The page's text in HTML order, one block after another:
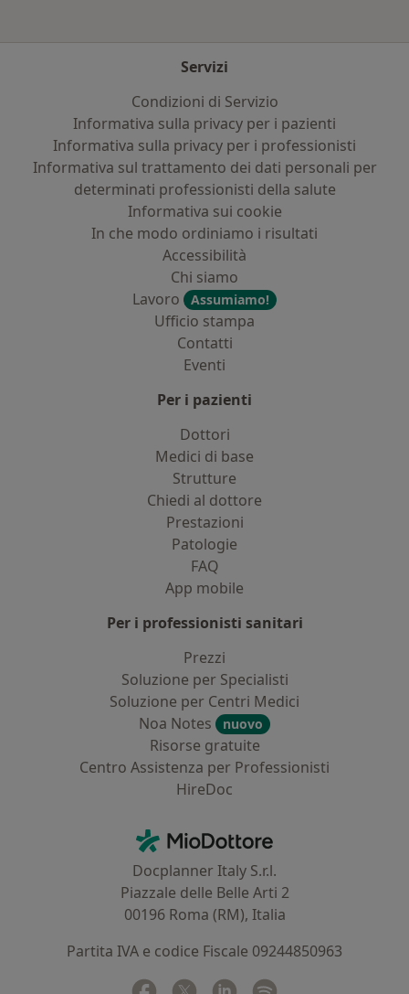
Servizi
Condizioni di Servizio
Informativa sulla privacy per i pazienti
Informativa sulla privacy per i professionisti
Informativa sul trattamento dei dati personali per
determinati professionisti della salute
Informativa sui cookie
In che modo ordiniamo i risultati
Accessibilità
Chi siamo
Lavoro
Assumiamo!
Ufficio stampa
Contatti
Eventi
Per i pazienti
Dottori
Medici di base
Strutture
Chiedi al dottore
Prestazioni
Patologie
FAQ
App mobile
Per i professionisti sanitari
Prezzi
Soluzione per Specialisti
Soluzione per Centri Medici
Noa Notes
nuovo
Risorse gratuite
Centro Assistenza per Professionisti
HireDoc
MioDottore - Homepage
Docplanner Italy S.r.l.
Piazzale delle Belle Arti 2
00196 Roma (RM), Italia
Partita IVA e codice Fiscale 09244850963
Facebook
si apre in una nuova scheda
Twitter
si apre in una nuova scheda
Linkedin
si apre in una nuova